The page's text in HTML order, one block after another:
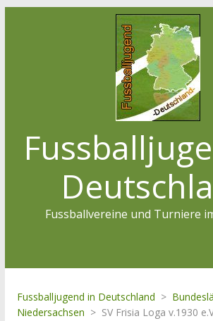
Fussballvereine und Turniere
Fussballjugend in Deutschland >
Niedersachsen > SV Frisia Loga v.1930